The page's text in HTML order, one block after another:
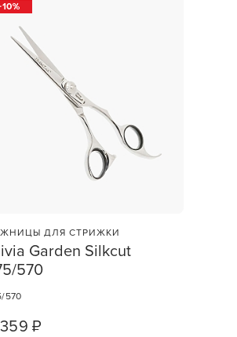
10
ДЛЯ СТРИЖКИ
Garden Silkcut
570
570
₽
—